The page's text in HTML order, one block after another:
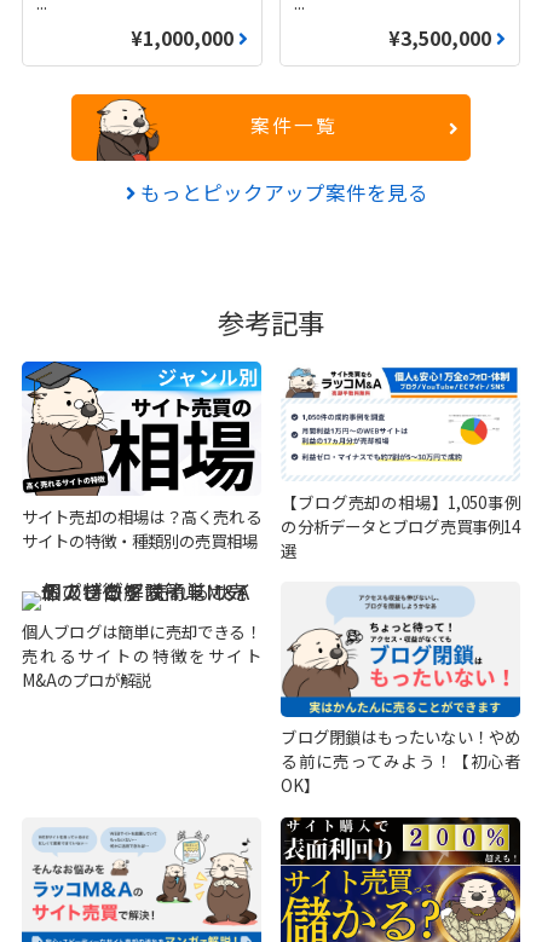
¥1,000,000 ¥3,500,000
案件一覧
もっとピックアップ案件を見る
参考記事
サイト売却の相場は？高く売れる
サイトの特徴・種類別の売買相場
【ブログ売却の相場】1,050事例
の分析データとブログ売買事例14
選
個人ブログは簡単に売却できる！
売れるサイトの特徴をサイト
M&Aのプロが解説
ブログ閉鎖はもったいない！やめ
る前に売ってみよう！【初心者
OK】